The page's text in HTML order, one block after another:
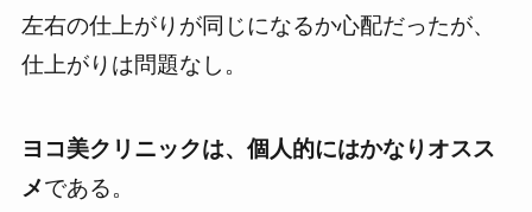
左右の仕上がりが同じになるか心配だったが、
仕上がりは問題なし。
ヨコ美クリニックは、個人的にはかなりオスス
メである。